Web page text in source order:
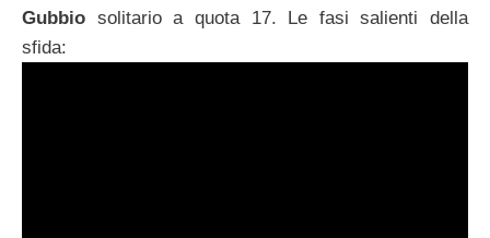
Gubbio solitario a quota 17. Le fasi salienti della
sfida: